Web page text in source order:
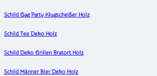
Schild Gag Party Klugscheißer Holz
Schild Tee Deko Holz
Schild Deko Grillen Bratort Holz
Schild Männer Bier Deko Holz